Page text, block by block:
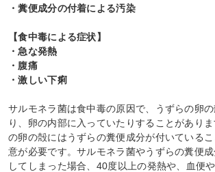
・糞便成分の付着による汚染
【食中毒による症状】
・急な発熱
・腹痛
・激しい下痢
サルモネラ菌は食中毒の原因で、うずらの卵
り、卵の内部に入っていたりすることがあり
の卵の殻にはうずらの糞便成分が付いている
意が必要です。サルモネラ菌やうずらの糞便成
してしまった場合、40度以上の発熱や、血便